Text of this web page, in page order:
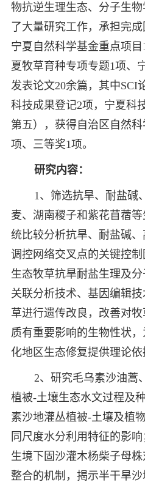
物抗逆生理生态、分子生
了大量研究工作，承担完成
宁夏自然科学基金重点项
夏牧草育种专项专题1项、
发表论文20余篇，其中SCI
科技成果登记2项，宁夏科
第五），获得自治区自然
项、三等奖1项。
研究内容：
1、筛选抗旱、耐盐碱
麦、湖南稷子和紫花苜蓿
统比较分析抗旱、耐盐碱
调控网络交叉点的关键控
生态牧草抗旱耐盐生理及
关联分析技术、基因编辑
草进行遗传改良，改善对
质有重要影响的生物性状
化地区生态修复提供理论依
2、研究毛乌素沙油蒿
植被-土壤生态水文过程及
素沙地灌丛植被-土壤及植
同尺度水分利用特征的影
生境下固沙灌木杨柴子母
整合的机制，揭示半干旱